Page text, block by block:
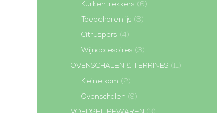
Kurkentrekkers (6)
Toebehoren ijs (3)
Citruspers (4)
Wijnaccesoires (3)
OVENSCHALEN & TERRINES (11)
Kleine kom (2)
Ovenschalen (9)